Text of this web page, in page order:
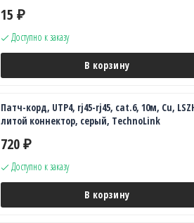
15 ₽
Доступно к заказу
В корзину
Патч-корд, UTP4, rj45-rj45, cat.6, 10м, Сu,
литой коннектор, серый, TechnoLink
720 ₽
Доступно к заказу
В корзину